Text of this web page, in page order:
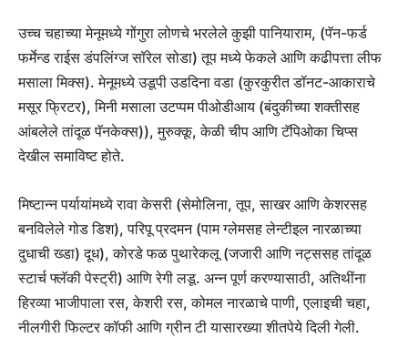
उच्च चहाच्या मेनूमध्ये गोंगुरा लोणचे भरलेले कुझी पानियाराम, (पॅन-फर्ड
फर्मेन्ड राईस डंपलिंग्ज सॉरेल सोडा) तूप मध्ये फेकले आणि कढीपत्ता लीफ
मसाला मिक्स). मेनूमध्ये उडूपी उडदिना वडा (कुरकुरीत डॉनट-आकाराचे
मसूर फ्रिटर), मिनी मसाला उटप्पम पीओडीआय (बंदुकीच्या शक्तीसह
आंबलेले तांदूळ पॅनकेक्स)), मुरुक्कू, केळी चीप आणि टॅपिओका चिप्स
देखील समाविष्ट होते.
मिष्टान्न पर्यायांमध्ये रावा केसरी (सेमोलिना, तूप, साखर आणि केशरसह
बनविलेले गोड डिश), परिपू प्रदमन (पाम ग्लेमसह लेन्टीइल नारळाच्या
दुधाची ख्डा) दूध), कोरडे फळ पुथारेकलू (जजारी आणि नट्ससह तांदूळ
स्टार्च फ्लॅकी पेस्ट्री) आणि रेगी लडू. अन्न पूर्ण करण्यासाठी, अतिथींना
हिरव्या भाजीपाला रस, केशरी रस, कोमल नारळाचे पाणी, एलाइची चहा,
नीलगीरी फिल्टर कॉफी आणि ग्रीन टी यासारख्या शीतपेये दिली गेली.